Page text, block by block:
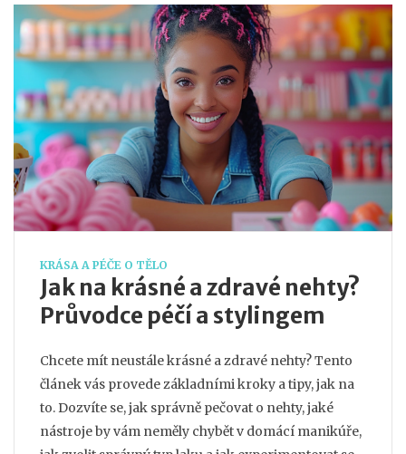
KRÁSA A PÉČE O TĚLO
Jak na krásné a zdravé nehty?
Průvodce péčí a stylingem
Chcete mít neustále krásné a zdravé nehty? Tento
článek vás provede základními kroky a tipy, jak na
to. Dozvíte se, jak správně pečovat o nehty, jaké
nástroje by vám neměly chybět v domácí manikúře,